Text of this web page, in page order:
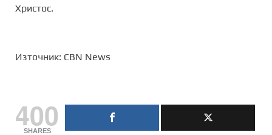
Христос.
Източник: CBN News
400
SHARES